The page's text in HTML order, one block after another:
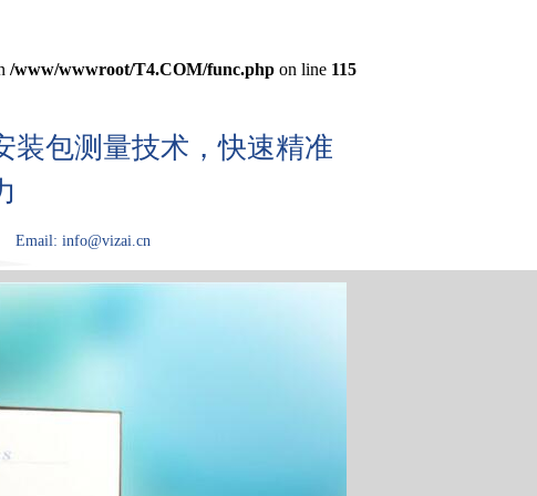
/www/wwwroot/T4.COM/func.php on line 115
装包测量技术，快速精准
Email: info@vizai.cn
用领域 关于Kibron 论文大厅 技术问答